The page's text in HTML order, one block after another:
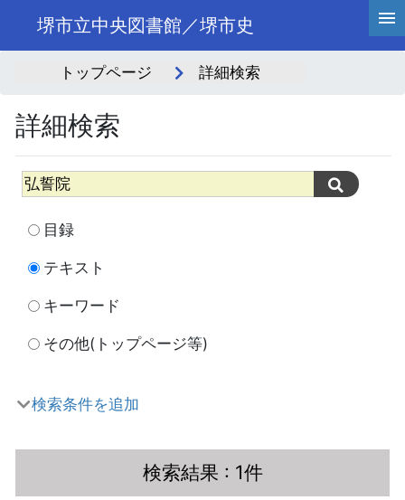
堺市立中央図書館／堺市史
トップページ 詳細検索
詳細検索
目録
テキスト
キーワード
その他(トップページ等)
検索条件を追加
検索結果 : 1件